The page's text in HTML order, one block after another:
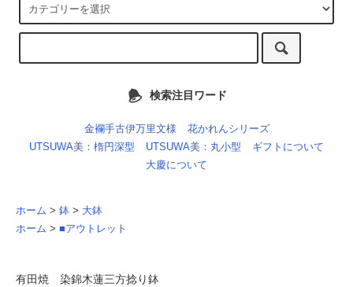
検索注目ワード
金襴手古伊万里文様
花かれんシリーズ
UTSUWA美：楕円深型
UTSUWA美：丸小型
ギフトについて
大慶について
ホーム > 鉢 > 大鉢
ホーム > ■アウトレット
有田焼 染錦木蓮三方捻り鉢